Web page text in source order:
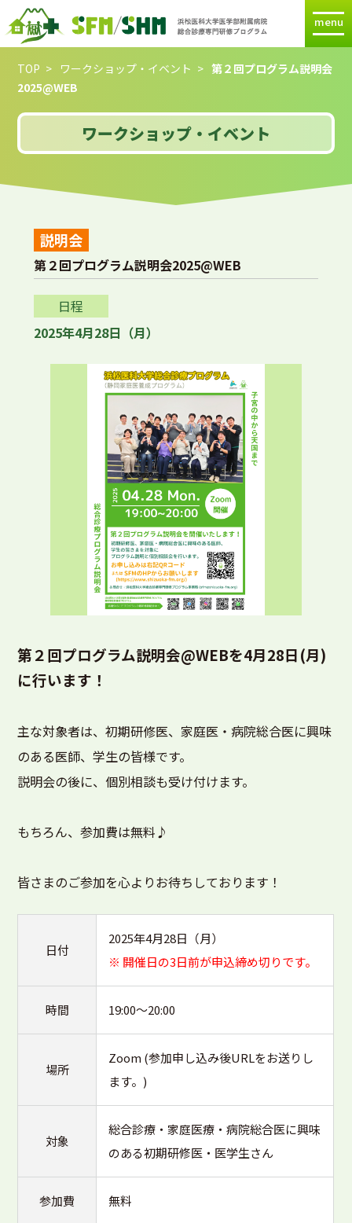
menu
TOP ワークショップ・イベント
第２回プログラム説明会
2025@WEB
ワークショップ・イベント
説明会
第２回プログラム説明会2025@WEB
日程
2025年4月28日（月）
第２回プログラム説明会@WEBを4月28日(月)
に行います！
主な対象者は、初期研修医、家庭医・病院総合医に興味
のある医師、学生の皆様です。
説明会の後に、個別相談も受け付けます。
もちろん、参加費は無料♪
皆さまのご参加を心よりお待ちしております！
日付
2025年4月28日（月）
※ 開催日の3日前が申込締め切りです。
時間 19:00～20:00
場所
Zoom (参加申し込み後URLをお送りし
ます。)
対象
総合診療・家庭医療・病院総合医に興味
のある初期研修医・医学生さん
参加費 無料